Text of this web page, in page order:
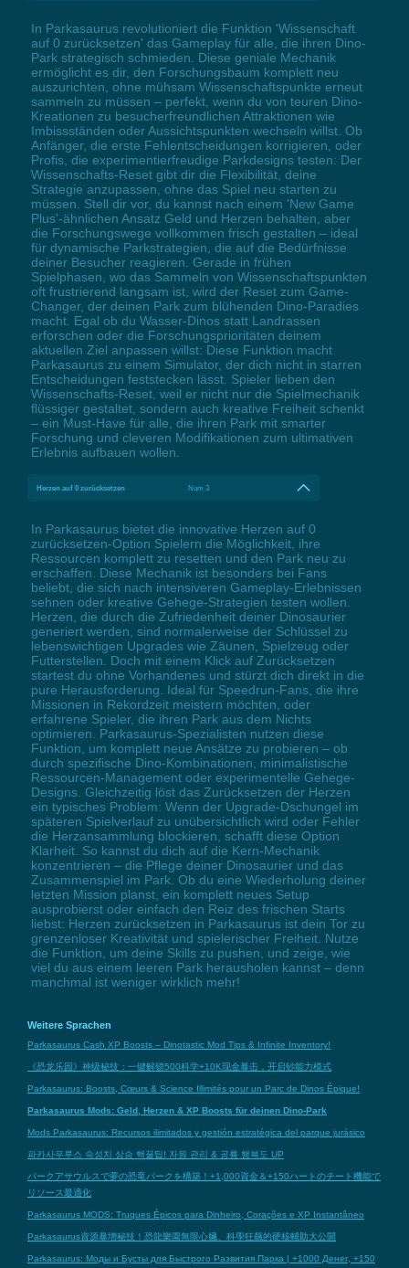
In Parkasaurus revolutioniert die Funktion 'Wissenschaft
auf 0 zurücksetzen' das Gameplay für alle, die ihren Dino-
Park strategisch schmieden. Diese geniale Mechanik
ermöglicht es dir, den Forschungsbaum komplett neu
auszurichten, ohne mühsam Wissenschaftspunkte erneut
sammeln zu müssen – perfekt, wenn du von teuren Dino-
Kreationen zu besucherfreundlichen Attraktionen wie
Imbissständen oder Aussichtspunkten wechseln willst. Ob
Anfänger, die erste Fehlentscheidungen korrigieren, oder
Profis, die experimentierfreudige Parkdesigns testen: Der
Wissenschafts-Reset gibt dir die Flexibilität, deine
Strategie anzupassen, ohne das Spiel neu starten zu
müssen. Stell dir vor, du kannst nach einem 'New Game
Plus'-ähnlichen Ansatz Geld und Herzen behalten, aber
die Forschungswege vollkommen frisch gestalten – ideal
für dynamische Parkstrategien, die auf die Bedürfnisse
deiner Besucher reagieren. Gerade in frühen
Spielphasen, wo das Sammeln von Wissenschaftspunkten
oft frustrierend langsam ist, wird der Reset zum Game-
Changer, der deinen Park zum blühenden Dino-Paradies
macht. Egal ob du Wasser-Dinos statt Landrassen
erforschen oder die Forschungsprioritäten deinem
aktuellen Ziel anpassen willst: Diese Funktion macht
Parkasaurus zu einem Simulator, der dich nicht in starren
Entscheidungen feststecken lässt. Spieler lieben den
Wissenschafts-Reset, weil er nicht nur die Spielmechanik
flüssiger gestaltet, sondern auch kreative Freiheit schenkt
– ein Must-Have für alle, die ihren Park mit smarter
Forschung und cleveren Modifikationen zum ultimativen
Erlebnis aufbauen wollen.
Herzen auf 0 zurücksetzen Num 3
In Parkasaurus bietet die innovative Herzen auf 0
zurücksetzen-Option Spielern die Möglichkeit, ihre
Ressourcen komplett zu resetten und den Park neu zu
erschaffen. Diese Mechanik ist besonders bei Fans
beliebt, die sich nach intensiveren Gameplay-Erlebnissen
sehnen oder kreative Gehege-Strategien testen wollen.
Herzen, die durch die Zufriedenheit deiner Dinosaurier
generiert werden, sind normalerweise der Schlüssel zu
lebenswichtigen Upgrades wie Zäunen, Spielzeug oder
Futterstellen. Doch mit einem Klick auf Zurücksetzen
startest du ohne Vorhandenes und stürzt dich direkt in die
pure Herausforderung. Ideal für Speedrun-Fans, die ihre
Missionen in Rekordzeit meistern möchten, oder
erfahrene Spieler, die ihren Park aus dem Nichts
optimieren. Parkasaurus-Spezialisten nutzen diese
Funktion, um komplett neue Ansätze zu probieren – ob
durch spezifische Dino-Kombinationen, minimalistische
Ressourcen-Management oder experimentelle Gehege-
Designs. Gleichzeitig löst das Zurücksetzen der Herzen
ein typisches Problem: Wenn der Upgrade-Dschungel im
späteren Spielverlauf zu unübersichtlich wird oder Fehler
die Herzansammlung blockieren, schafft diese Option
Klarheit. So kannst du dich auf die Kern-Mechanik
konzentrieren – die Pflege deiner Dinosaurier und das
Zusammenspiel im Park. Ob du eine Wiederholung deiner
letzten Mission planst, ein komplett neues Setup
ausprobierst oder einfach den Reiz des frischen Starts
liebst: Herzen zurücksetzen in Parkasaurus ist dein Tor zu
grenzenloser Kreativität und spielerischer Freiheit. Nutze
die Funktion, um deine Skills zu pushen, und zeige, wie
viel du aus einem leeren Park herausholen kannst – denn
manchmal ist weniger wirklich mehr!
Weitere Sprachen
Parkasaurus Cash XP Boosts – Dinotastic Mod Tips & Infinite Inventory!
《恐龙乐园》神级秘技：一键解锁500科学+10K现金暴击，开启钞能力模式
Parkasaurus: Boosts, Cœurs & Science Illimités pour un Parc de Dinos Épique!
Parkasaurus Mods: Geld, Herzen & XP Boosts für deinen Dino-Park
Mods Parkasaurus: Recursos ilimitados y gestión estratégica del parque jurásico
파카사우루스 속성치 상승 핵꿀팁! 자원 관리 & 공룡 행복도 UP
パークアサウルスで夢の恐竜パークを構築！+1,000資金＆+150ハートのチート機能で
リソース最適化
Parkasaurus MODS: Truques Épicos para Dinheiro, Corações e XP Instantâneo
Parkasaurus資源暴增秘技！恐龍樂園無限心臟、科學狂飆的硬核輔助大公開
Parkasaurus: Моды и Бусты для Быстрого Развития Парка | +1000 Денег, +150